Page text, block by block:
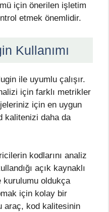
için önerilen işletim
etmek önemlidir.
Kullanımı
ile uyumlu çalışır.
için farklı metrikler
için en uygun
kalitenizi daha da
kodlarını analiz
açık kaynaklı
kurulumu oldukça
için kolay bir
araç, kod kalitesinin